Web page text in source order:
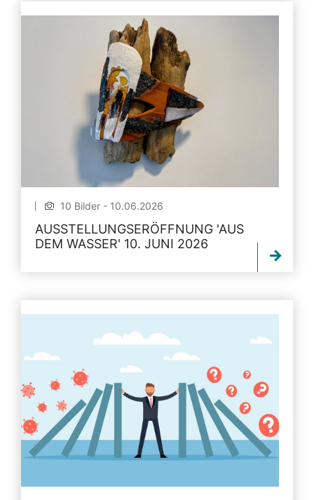
10 Bilder - 10.06.2026
AUSSTELLUNGSERÖFFNUNG 'AUS
DEM WASSER' 10. JUNI 2026